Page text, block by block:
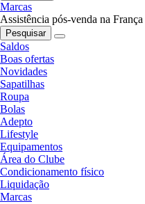
Marcas
Assistência pós-venda na França
Pesquisar
Saldos
Boas ofertas
Novidades
Sapatilhas
Roupa
Bolas
Adepto
Lifestyle
Equipamentos
Área do Clube
Condicionamento físico
Liquidação
Marcas